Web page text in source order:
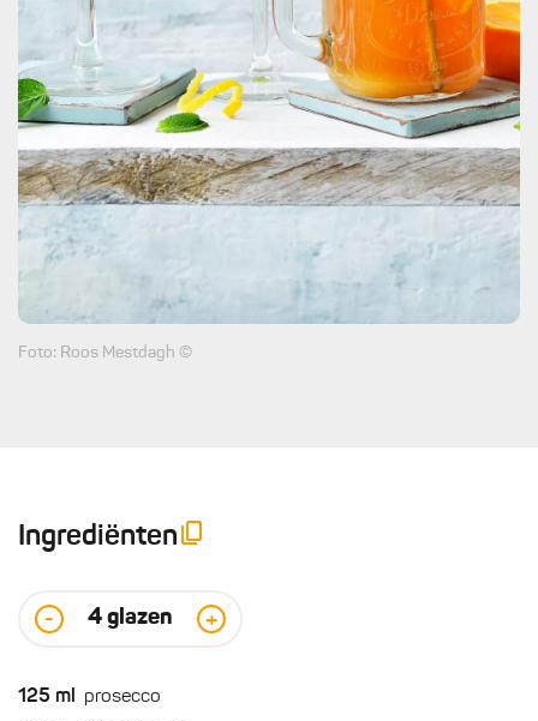
Foto: Roos Mestdagh ©
Ingrediënten
- 4 glazen +
125 ml prosecco